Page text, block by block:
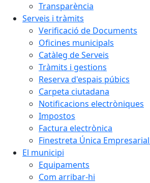
Transparència
Serveis i tràmits
Verificació de Documents
Oficines municipals
Catàleg de Serveis
Tràmits i gestions
Reserva d'espais púbics
Carpeta ciutadana
Notificacions electròniques
Impostos
Factura electrònica
Finestreta Única Empresarial
El municipi
Equipaments
Com arribar-hi